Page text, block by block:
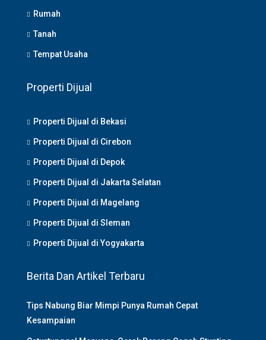
Rumah
Tanah
Tempat Usaha
Properti Dijual
Properti Dijual di Bekasi
Properti Dijual di Cirebon
Properti Dijual di Depok
Properti Dijual di Jakarta Selatan
Properti Dijual di Magelang
Properti Dijual di Sleman
Properti Dijual di Yogyakarta
Berita Dan Artikel Terbaru
Tips Nabung Biar Mimpi Punya Rumah Cepat
Kesampaian